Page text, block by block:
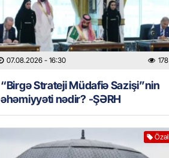
07.08.2026 - 16:30 178
“Birgə Strateji Müdafiə Sazişi”nin
əhəmiyyəti nədir? -ŞƏRH
Özəl